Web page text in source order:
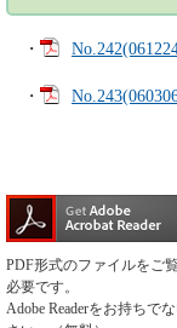
・
・
PDF形式のファイルをご
必要です。
Adobe Readerをお持ちで